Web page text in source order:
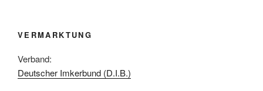
VERMARKTUNG
Verband:
Deutscher Imkerbund (D.I.B.)